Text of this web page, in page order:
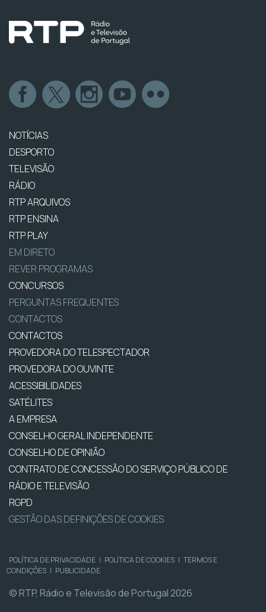
NOTÍCIAS
DESPORTO
TELEVISÃO
RÁDIO
RTP ARQUIVOS
RTP ENSINA
RTP PLAY
EM DIRETO
REVER PROGRAMAS
CONCURSOS
PERGUNTAS FREQUENTES
CONTACTOS
CONTACTOS
PROVEDORA DO TELESPECTADOR
PROVEDORA DO OUVINTE
ACESSIBILIDADES
SATÉLITES
A EMPRESA
CONSELHO GERAL INDEPENDENTE
CONSELHO DE OPINIÃO
CONTRATO DE CONCESSÃO DO SERVIÇO PÚBLICO DE
RÁDIO E TELEVISÃO
RGPD
GESTÃO DAS DEFINIÇÕES DE COOKIES
POLÍTICA DE PRIVACIDADE | POLÍTICA DE COOKIES | TERMOS E
CONDIÇÕES | PUBLICIDADE
© RTP, Rádio e Televisão de Portugal 2026